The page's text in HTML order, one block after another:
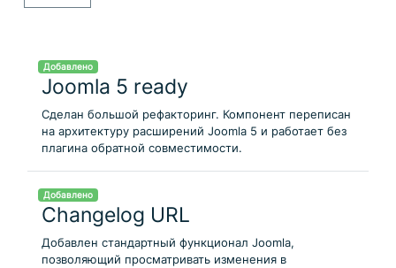
Добавлено
Joomla 5 ready
Сделан большой рефакторинг. Компонент переписан
на архитектуру расширений Joomla 5 и работает без
плагина обратной совместимости.
Добавлено
Changelog URL
Добавлен стандартный функционал Joomla,
позволяющий просматривать изменения в